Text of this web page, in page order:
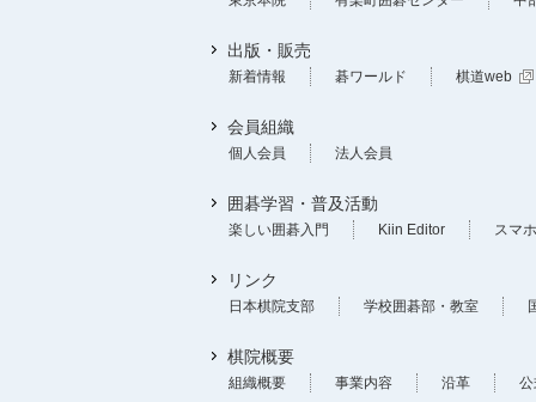
出版・販売
新着情報 碁ワールド 棋道web
会員組織
個人会員 法人会員
囲碁学習・普及活動
楽しい囲碁入門 Kiin Editor スマ
リンク
日本棋院支部 学校囲碁部・教室
棋院概要
組織概要 事業内容 沿革